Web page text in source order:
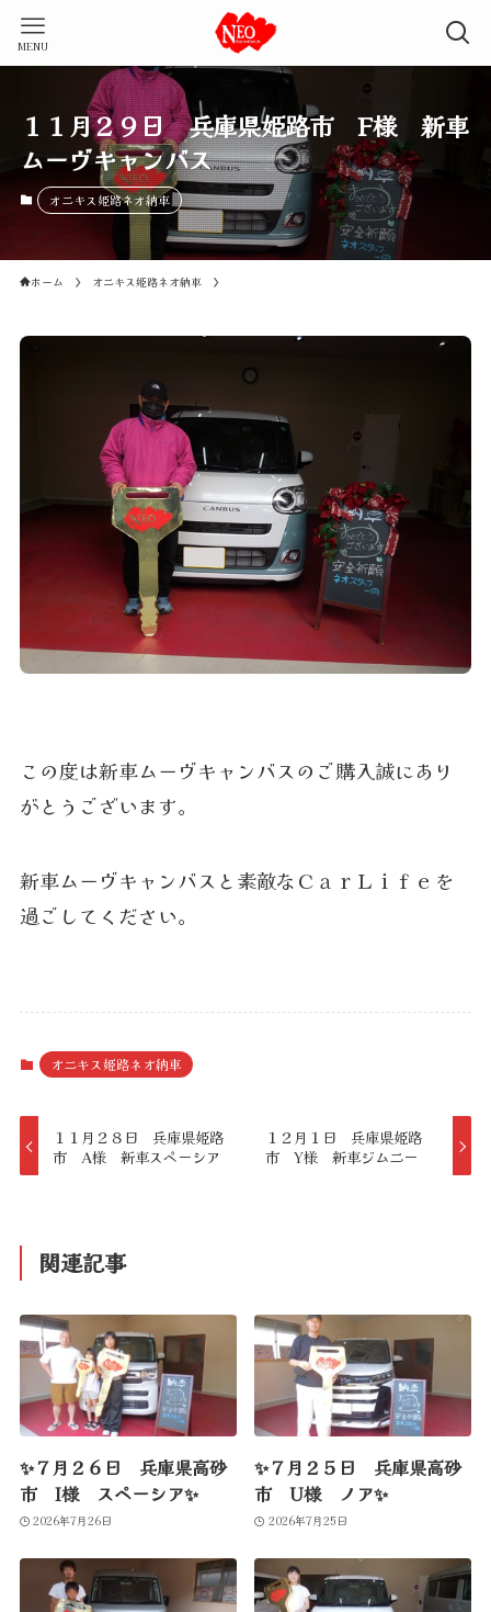
MENU
１１月２９日 兵庫県姫路市 F様 新車
ムーヴキャンバス
オニキス姫路ネオ納車
ホーム オニキス姫路ネオ納車
この度は新車ムーヴキャンバスのご購入誠にあり
がとうございます。
新車ムーヴキャンバスと素敵なＣａｒＬｉｆｅを
過ごしてください。
オニキス姫路ネオ納車
１１月２８日 兵庫県姫路
市 A様 新車スペーシア
１２月１日 兵庫県姫路
市 Y様 新車ジムニー
関連記事
✨７月２６日 兵庫県高砂
市 I様 スペーシア✨
2026年7月26日
✨７月２５日 兵庫県高砂
市 U様 ノア✨
2026年7月25日